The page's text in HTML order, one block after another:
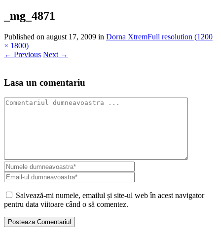
_mg_4871
Published on august 17, 2009 in Dorna XtremFull resolution (1200
× 1800)
← Previous Next →
Lasa un comentariu
Salvează-mi numele, emailul și site-ul web în acest navigator
pentru data viitoare când o să comentez.